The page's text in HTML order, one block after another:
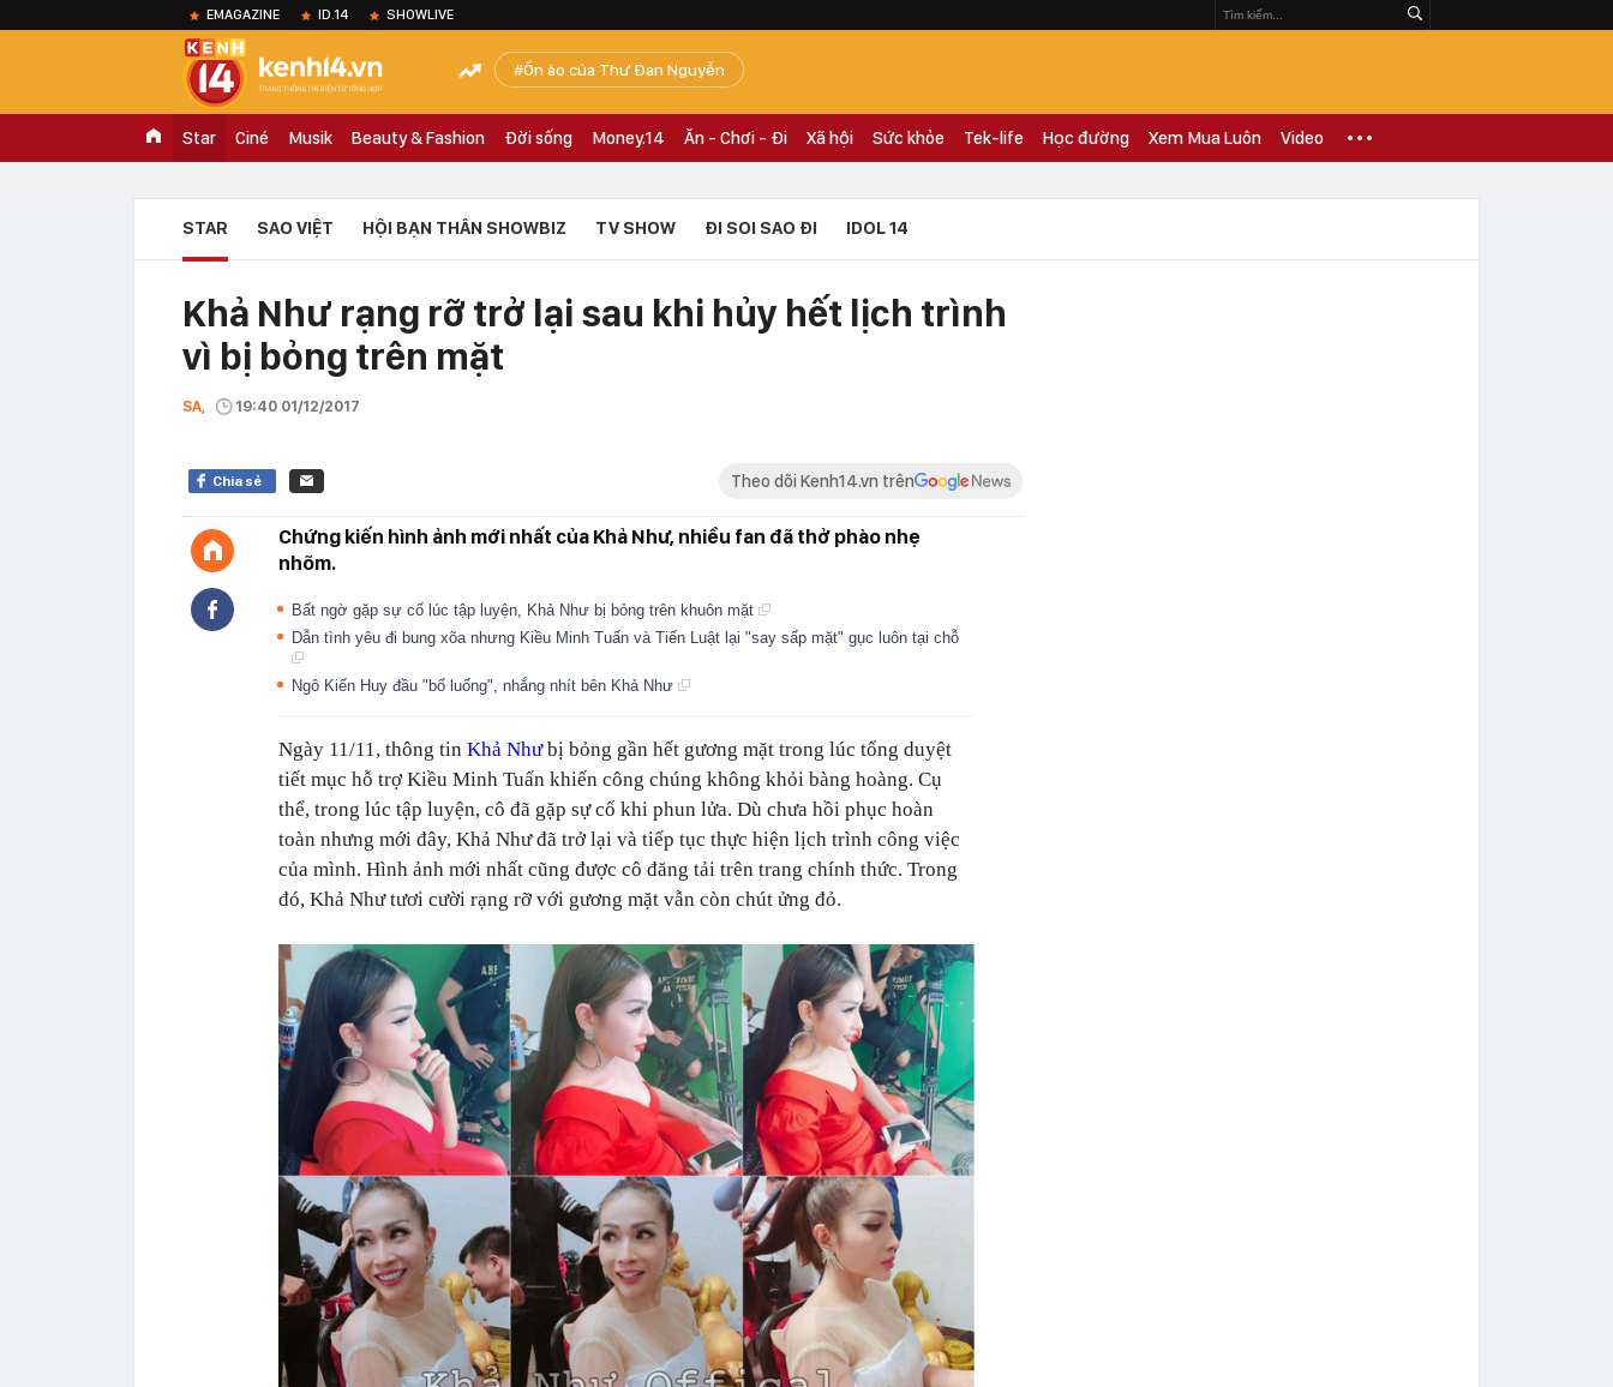
EMAGAZINE ID.14 SHOWLIVE
Ồn ào của Thư Đan Nguyễn
Star Ciné Musik Beauty & Fashion Đời sống Money.14 Ăn - Chơi - Đi Xã hội Sức khỏe Tek-life Học đường Xem Mua Luôn Video
STAR SAO VIỆT HỘI BẠN THÂN SHOWBIZ TV SHOW ĐI SOI SAO ĐI IDOL 14
Khả Như rạng rỡ trở lại sau khi hủy hết lịch trình
vì bị bỏng trên mặt
SA, 19:40 01/12/2017
Chia sẻ Theo dõi Kenh14.vn trên
Chứng kiến hình ảnh mới nhất của Khả Như, nhiều fan đã thở phào nhẹ
nhõm.
Bất ngờ gặp sự cố lúc tập luyện, Khả Như bị bỏng trên khuôn mặt
Dẫn tình yêu đi bung xõa nhưng Kiều Minh Tuấn và Tiến Luật lại "say sấp mặt" gục luôn tại chỗ
Ngô Kiến Huy đầu "bổ luống", nhắng nhít bên Khả Như
Ngày 11/11, thông tin Khả Nhưbị bỏng gần hết gương mặt trong lúc tổng duyệt
tiết mục hỗ trợ Kiều Minh Tuấn khiến công chúng không khỏi bàng hoàng. Cụ
thể, trong lúc tập luyện, cô đã gặp sự cố khi phun lửa. Dù chưa hồi phục hoàn
toàn nhưng mới đây, Khả Như đã trở lại và tiếp tục thực hiện lịch trình công việc
của mình. Hình ảnh mới nhất cũng được cô đăng tải trên trang chính thức. Trong
đó, Khả Như tươi cười rạng rỡ với gương mặt vẫn còn chút ửng đỏ.